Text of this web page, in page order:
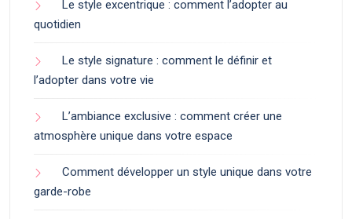
Le style excentrique : comment l’adopter au
quotidien
Le style signature : comment le définir et
l’adopter dans votre vie
L’ambiance exclusive : comment créer une
atmosphère unique dans votre espace
Comment développer un style unique dans votre
garde-robe